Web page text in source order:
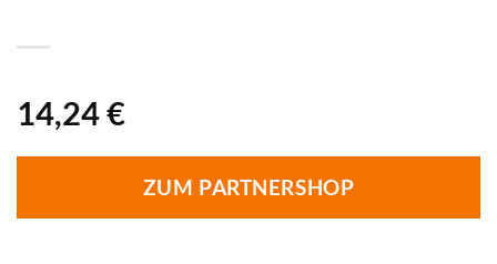
14,24€
ZUM PARTNERSHOP